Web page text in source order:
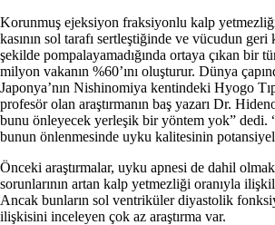
Korunmuş ejeksiyon fraksiyonlu kalp
kasının sol tarafı sertleştiğinde ve vücudun geri
şekilde pompalayamadığında ortaya çıkan bir
milyon vakanın %60’ını oluşturur. Dünya
Japonya’nın Nishinomiya kentindeki Hyogo
profesör olan araştırmanın baş yazarı Dr.
bunu önleyecek yerleşik bir yöntem yok” dedi.
bunun önlenmesinde uyku kalitesinin
Önceki araştırmalar, uyku apnesi de dahil
sorunlarının artan kalp yetmezliği oranıyla
Ancak bunların sol ventriküler diyastolik
ilişkisini inceleyen çok az araştırma var.